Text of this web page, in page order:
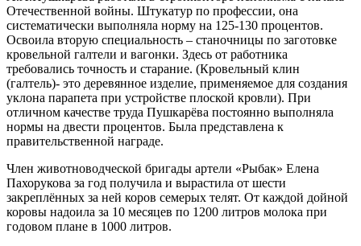
Отечественной войны. Штукатур по профессии, она
систематически выполняла норму на 125-130 процентов.
Освоила вторую специальность – станочницы по заготовке
кровельной галтели и вагонки. Здесь от работника
требовались точность и старание. (Кровельный клин
(галтель)- это деревянное изделие, применяемое для создания
уклона парапета при устройстве плоской кровли). При
отличном качестве труда Пушкарёва постоянно выполняла
нормы на двести процентов. Была представлена к
правительственной награде.
Член животноводческой бригады артели «Рыбак» Елена
Пахорукова за год получила и вырастила от шести
закреплённых за ней коров семерых телят. От каждой дойной
коровы надоила за 10 месяцев по 1200 литров молока при
годовом плане в 1000 литров.